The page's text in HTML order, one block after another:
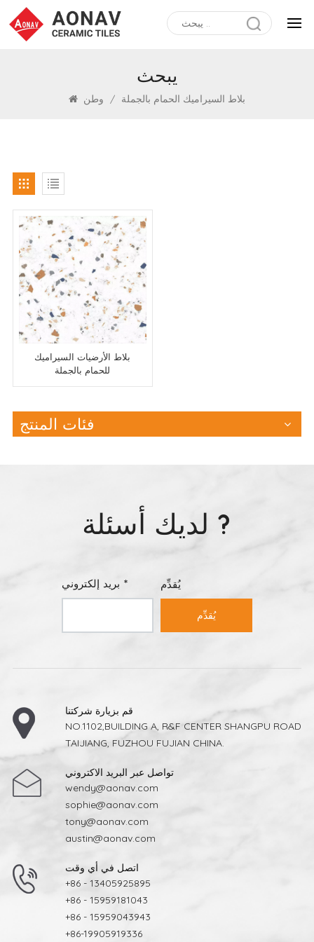
يبحث
/ بلاط السيراميك الحمام بالجملة
بلاط الأرضيات السيراميك
للحمام بالجملة
فئات المنتج
لديك أسئلة ?
بريد إلكتروني * يُقدِّم
يُقدِّم
قم بزيارة شركتنا
NO.1102,BUILDING A, R&F CENTER SHANGPU ROAD
TAIJIANG, FUZHOU FUJIAN CHINA.
تواصل عبر البريد الاكتروني
wendy@aonav.com
sophie@aonav.com
tony@aonav.com
austin@aonav.com
اتصل في أي وقت
+86 - 13405925895
+86 - 15959181043
+86 - 15959043943
+86-19905919336